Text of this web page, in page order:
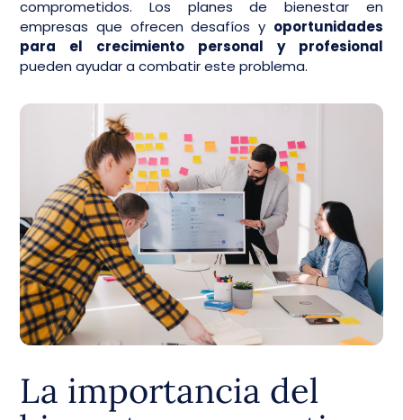
comprometidos. Los planes de bienestar en
empresas que ofrecen desafíos y oportunidades
para el crecimiento personal y profesional
pueden ayudar a combatir este problema.
La importancia del